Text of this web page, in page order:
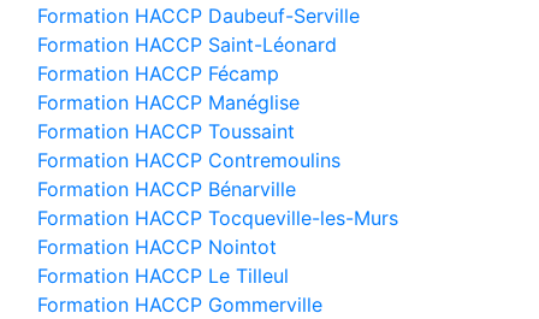
Formation HACCP Daubeuf-Serville
Formation HACCP Saint-Léonard
Formation HACCP Fécamp
Formation HACCP Manéglise
Formation HACCP Toussaint
Formation HACCP Contremoulins
Formation HACCP Bénarville
Formation HACCP Tocqueville-les-Murs
Formation HACCP Nointot
Formation HACCP Le Tilleul
Formation HACCP Gommerville